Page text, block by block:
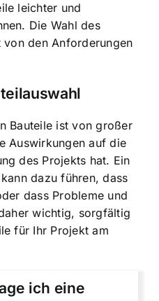
leichter und
Die Wahl des
den Anforderungen
Bauteile ist von großer
Auswirkungen auf die
des Projekts hat. Ein
dazu führen, dass
dass Probleme und
wichtig, sorgfältig
für Ihr Projekt am
ich eine